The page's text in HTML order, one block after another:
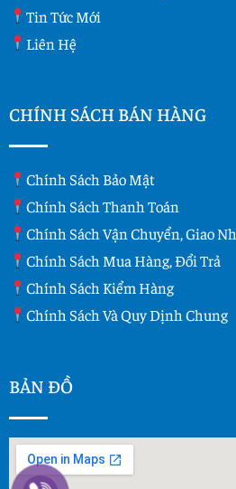
Tin Tức Mới
Liên Hệ
CHÍNH SÁCH BÁN HÀNG
Chính Sách Bảo Mật
Chính Sách Thanh Toán
Chính Sách Vận Chuyển, Giao
Chính Sách Mua Hàng, Đổi Trả
Chính Sách Kiểm Hàng
Chính Sách Và Quy Dịnh Chung
BẢN ĐỒ